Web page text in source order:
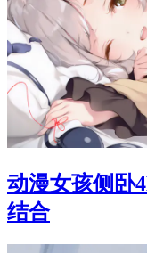
动漫女孩侧卧
结合